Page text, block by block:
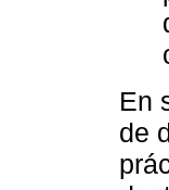
En
de